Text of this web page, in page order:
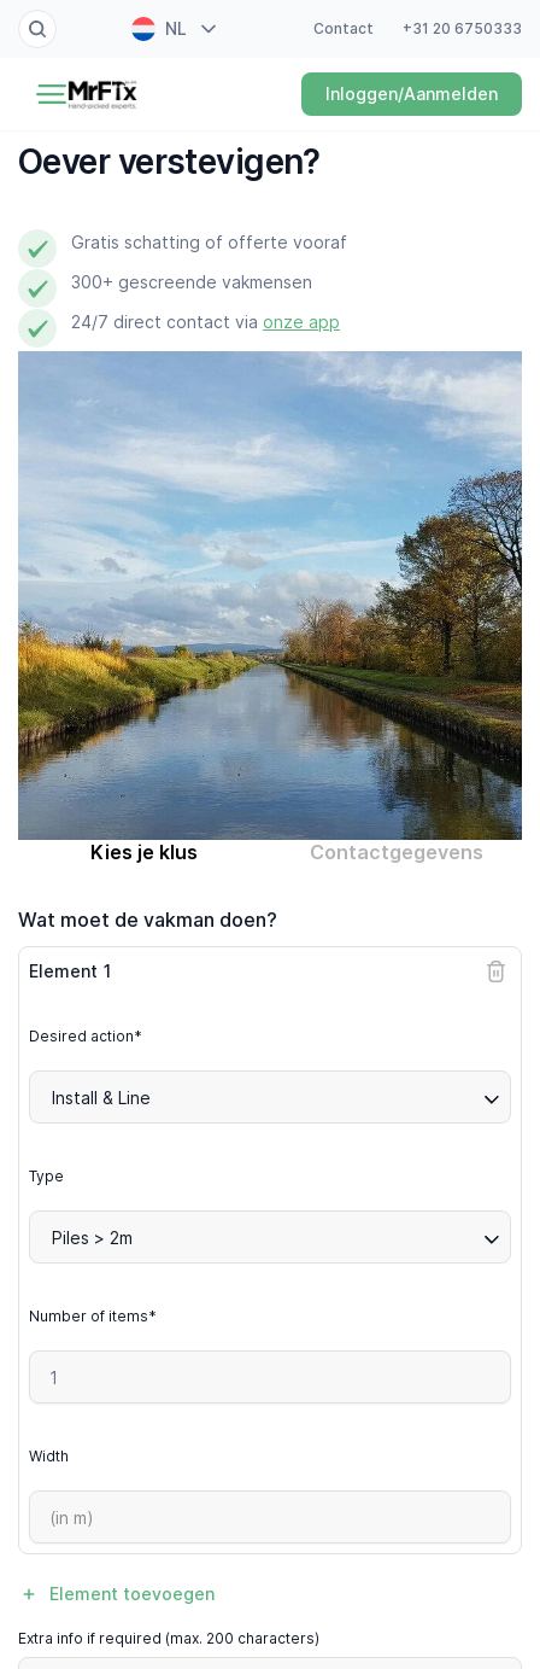
NL
FR
ES
Contact +31 20 6750333
Inloggen/Aanmelden
Schilder
Elektricien
Loodgieter
Slotenmaker
Hovenier
Schoonmaker
Computer expert
Help
Over MrFix
Log in als vakman
Oever verstevigen?
Gratis schatting of offerte vooraf
300+ gescreende vakmensen
24/7 direct contact via onze app
Kies je klus Contactgegevens
Wat moet de vakman doen?
Element 1
Desired action*
Install & Line
Type
Piles > 2m
Number of items*
Width
Element toevoegen
Extra info if required (max. 200 characters)